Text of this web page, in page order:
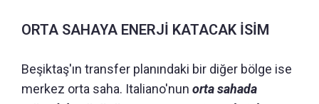
ORTA SAHAYA ENERJİ KATACAK İSİM
Beşiktaş'ın transfer planındaki bir diğer bölge ise
merkez orta saha. Italiano'nun orta sahada